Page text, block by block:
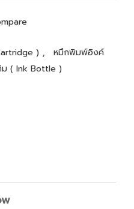
) ,
หมึกพิมพ์อิงค์
ม ( Ink Bottle )